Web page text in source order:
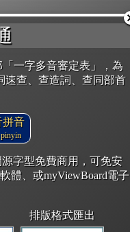
「一字多音審定表」，為
速查、查造詞、查同部首
拼音
字型免費商用，可免安
體、或myViewBoard電子
排版格式匯出